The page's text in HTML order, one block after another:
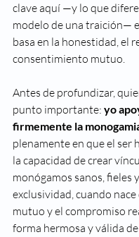
clave aquí —y lo que
modelo de una traición—
basa en la honestidad, el
consentimiento mutuo.
Antes de profundizar,
punto importante: yo
firmemente la
plenamente en que el ser
la capacidad de crear
monógamos sanos, fieles
exclusividad, cuando nace
mutuo y el compromiso
forma hermosa y válida